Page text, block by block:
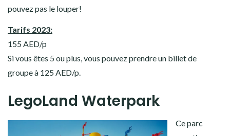
pouvez pas le louper!
Tarifs 2023:
155 AED/p
Si vous êtes 5 ou plus, vous pouvez prendre un billet de
groupe à 125 AED/p.
LegoLand Waterpark
Ce parc